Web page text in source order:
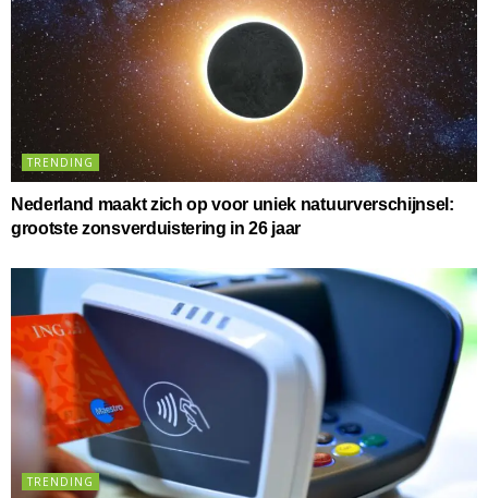
TRENDING
Nederland maakt zich op voor uniek natuurverschijnsel:
grootste zonsverduistering in 26 jaar
TRENDING